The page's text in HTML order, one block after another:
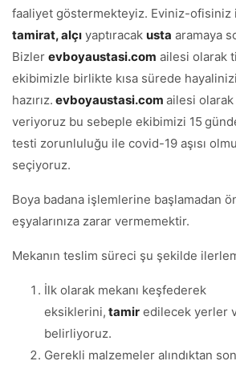
faaliyet göstermekteyiz. Eviniz-ofisiniz
tamirat, alçı yaptıracak usta aramaya
Bizler evboyaustasi.com ailesi olarak
ekibimizle birlikte kısa sürede
hazırız. evboyaustasi.com ailesi olarak
veriyoruz bu sebeple ekibimizi 15
testi zorunluluğu ile covid-19 aşısı
seçiyoruz.
Boya badana işlemlerine başlamadan
eşyalarınıza zarar vermemektir.
Mekanın teslim süreci şu şekilde
İlk olarak mekanı keşfederek
eksiklerini, tamir edilecek yerler
belirliyoruz.
Gerekli malzemeler alındıktan